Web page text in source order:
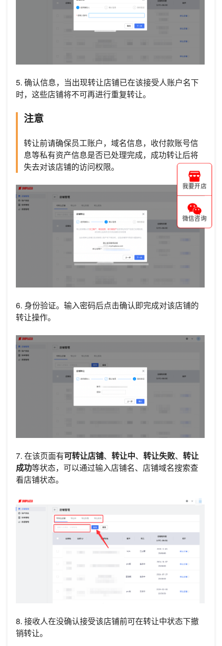
5. 确认信息，当出现转让店铺已在该接受人账户名下
时，这些店铺将不可再进行重复转让。
注意
转让前请确保员工账户，域名信息，收付款账号信
息等私有资产信息是否已处理完成，成功转让后将
失去对该店铺的访问权限。
6. 身份验证。输入密码后点击确认即完成对该店铺的
转让操作。
7. 在该页面有可转让店铺、 转让中、 转让失败、 转让
成功等状态，可以通过输入店铺名、店铺域名搜索查
看店铺状态。
8. 接收人在没确认接受该店铺前可在转让中状态下撤
销转让。
我要开店
微信咨询